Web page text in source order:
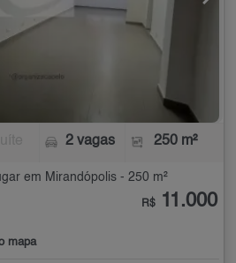
2 vagas 250 m²
em Mirandópolis - 250 m²
mapa
R$ 11.000